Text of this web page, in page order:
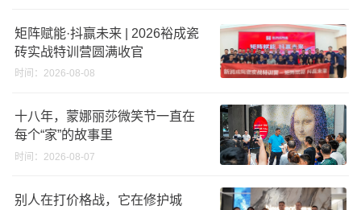
矩阵赋能·抖赢未来 | 2026裕成瓷
砖实战特训营圆满收官
时间：2026-08-08
十八年，蒙娜丽莎微笑节一直在
每个“家”的故事里
时间：2026-08-07
别人在打价格战，它在修护城